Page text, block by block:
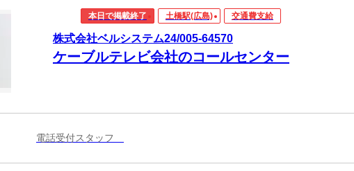
本日で掲載終了 土橋駅(広島) 交通費支給
株式会社ベルシステム24/005-64570
ケーブルテレビ会社のコールセンター
電話受付スタッフ